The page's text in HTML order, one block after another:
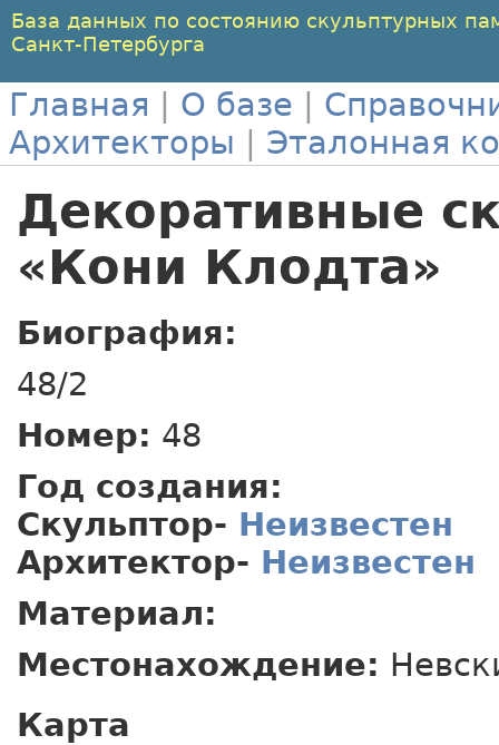
База данных по состоянию скульптурных
Санкт-Петербурга
Главная О базе
Архитекторы
Эталонная
Декоративные
«Кони Клодта»
Биография:
48/2
Номер: 48
Год создания:
Скульптор- Неизвестен
Архитектор- Неизвестен
Материал:
Местонахождение:
Карта